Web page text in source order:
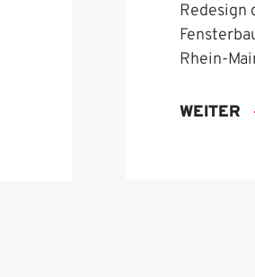
Redesign
Rhein-
WEITER